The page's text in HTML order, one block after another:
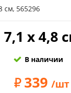
см, 565296
х 4,8
В наличии
339 /шт